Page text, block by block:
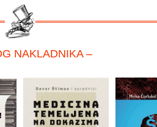
NAKLADNIKA –